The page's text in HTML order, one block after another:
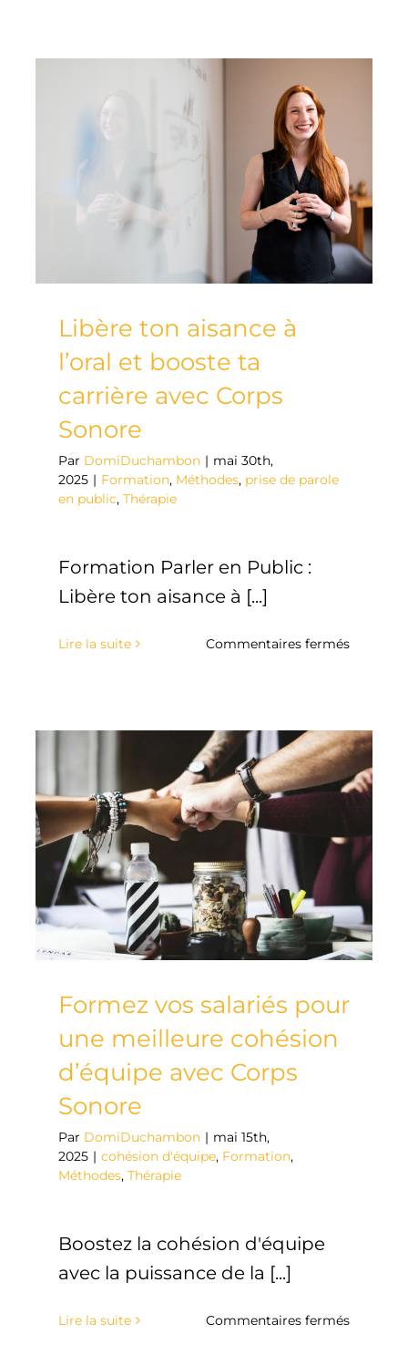
Libère ton aisance à
l’oral et booste ta
carrière avec Corps
Sonore
Par DomiDuchambon | mai 30th,
2025 | Formation, Méthodes, prise de parole
en public, Thérapie
Formation Parler en Public :
Libère ton aisance à [...]
Lire la suite Commentaires ferméssur
l’oral
booste
avec
Corps
Formez vos salariés pour
une meilleure cohésion
d’équipe avec Corps
Sonore
Par DomiDuchambon | mai 15th,
2025 | cohésion d'équipe, Formation,
Méthodes, Thérapie
Boostez la cohésion d'équipe
avec la puissance de la [...]
Lire la suite Commentaires ferméssur